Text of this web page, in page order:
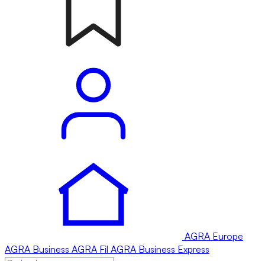
AGRA Europe
AGRA Business AGRA Fil AGRA Business Express